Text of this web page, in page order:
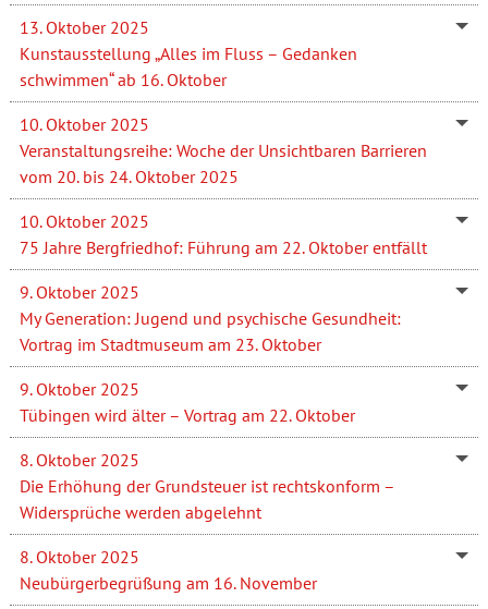
13. Oktober 2025
Kunstausstellung „Alles im Fluss – Gedanken
schwimmen“ ab 16. Oktober
10. Oktober 2025
Veranstaltungsreihe: Woche der Unsichtbaren Barrieren
vom 20. bis 24. Oktober 2025
10. Oktober 2025
75 Jahre Bergfriedhof: Führung am 22. Oktober entfällt
9. Oktober 2025
My Generation: Jugend und psychische Gesundheit:
Vortrag im Stadtmuseum am 23. Oktober
9. Oktober 2025
Tübingen wird älter – Vortrag am 22. Oktober
8. Oktober 2025
Die Erhöhung der Grundsteuer ist rechtskonform –
Widersprüche werden abgelehnt
8. Oktober 2025
Neubürgerbegrüßung am 16. November